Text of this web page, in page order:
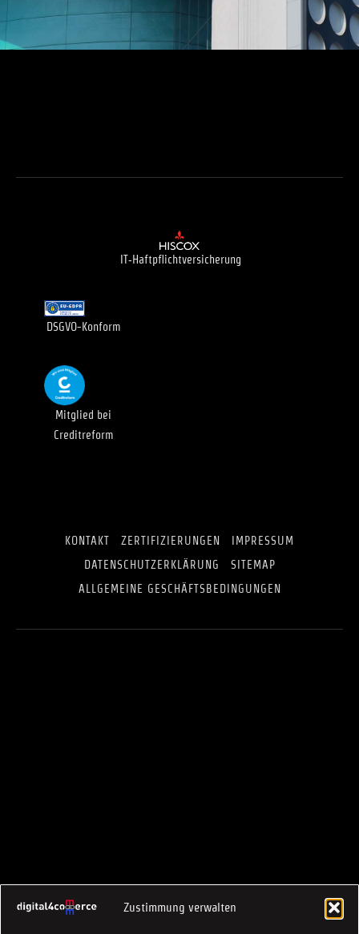
Zustimmung verwalten
IT‑Haftpflichtversicherung
DSGVO-Konform
Mitglied bei
Creditreform
KON­TAKT ZER­TI­FI­ZIE­RUN­GEN
IMPRES­SUM
DATEN­SCHUTZ­ER­KLÄ­RUNG
SITE­MAP
ALL­GE­MEI­NE GESCHÄFTS­BE­DIN­GUN­GEN